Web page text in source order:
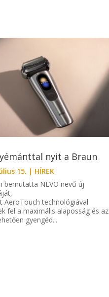
nyit a Braun
15. | HÍREK
bemutatta NEVO nevű új
AeroTouch technológiával
fel a maximális alaposság és az
gyengéd...